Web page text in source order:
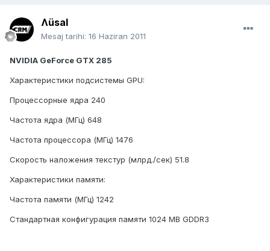
Ʌüsal
Mesaj tarihi: 16 Haziran 2011
NVIDIA GeForce GTX 285
Характеристики подсистемы GPU:
Процессорные ядра 240
Частота ядра (МГц) 648
Частота процессора (МГц) 1476
Скорость наложения текстур (млрд./сек) 51.8
Характеристики памяти:
Частота памяти (МГц) 1242
Стандартная конфигурация памяти 1024 MB GDDR3